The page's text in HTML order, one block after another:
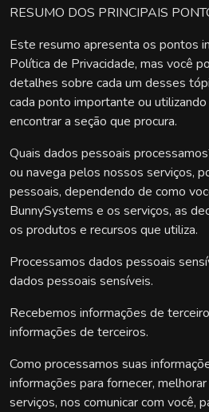
RESUMO DOS PRINCIPAIS
Este resumo apresenta os pontos
Política de Privacidade, mas você
detalhes sobre cada um desses
cada ponto importante ou
encontrar a seção que procura.
Quais dados pessoais
ou navega pelos nossos serviços,
pessoais, dependendo de como
BunnySystems e os serviços, as
os produtos e recursos que utiliza.
Processamos dados pessoais
dados pessoais sensíveis.
Recebemos informações de
informações de terceiros.
Como processamos suas
informações para fornecer,
serviços, nos comunicar com você,